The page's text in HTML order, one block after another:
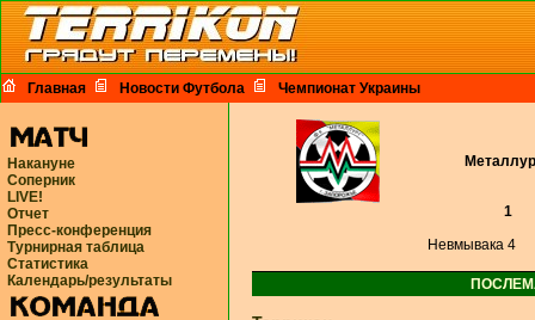
Главная Новости Футбола Чемпионат Украины
Накануне
Соперник
LIVE!
Отчет
Пресс-конференция
Турнирная таблица
Статистика
Календарь/результаты
1
Невмывака 4